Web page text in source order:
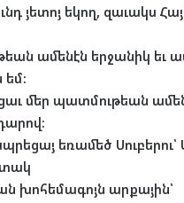
յետոյ եկող, զաւակս
ամենէն երջանիկ եւ
մեր պատմութեան
եռամեծ Սուբերու՝
տակ
խոհեմագոյն արքային՝